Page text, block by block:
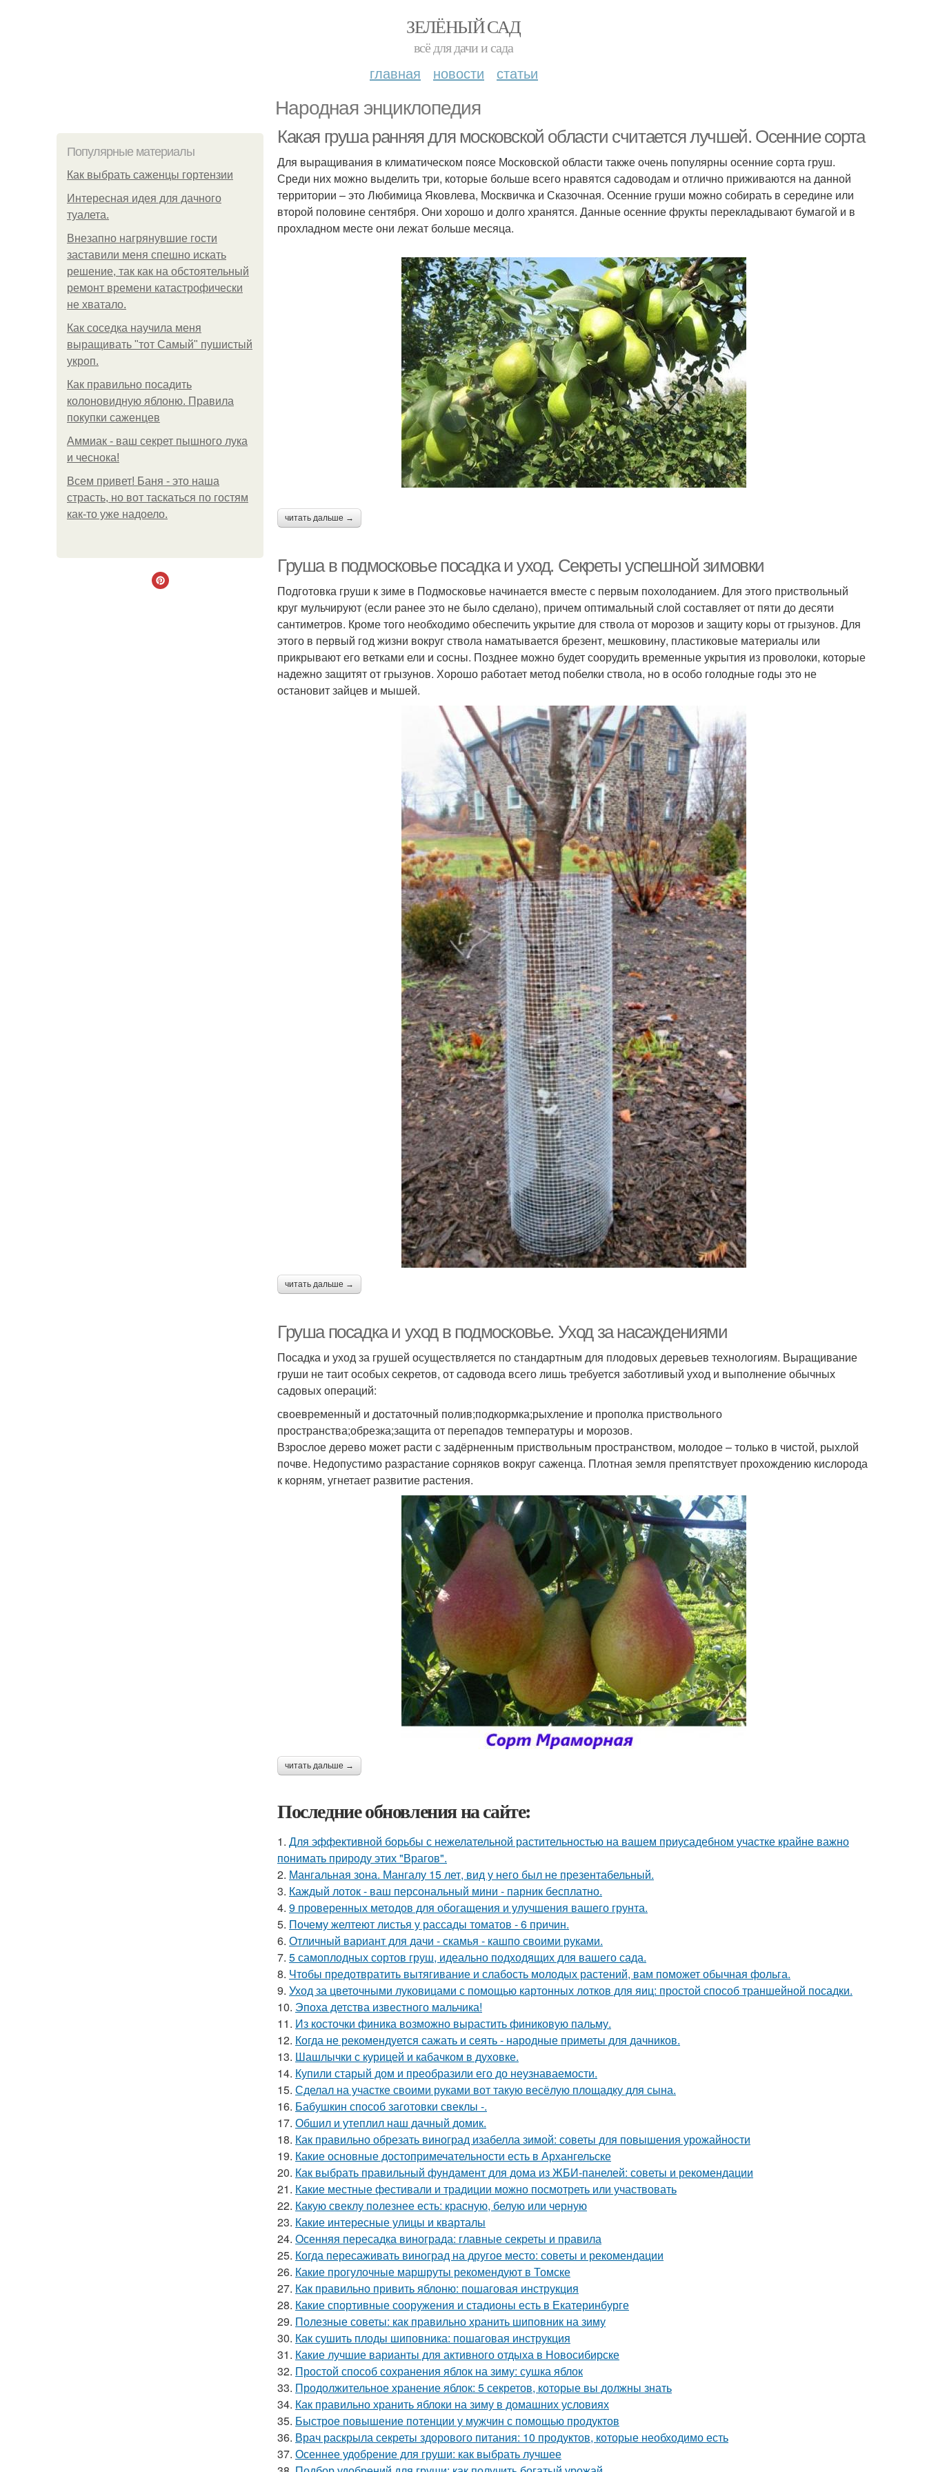
ЗЕЛЁНЫЙ САД
всё для дачи и сада
главная новости статьи
Народная энциклопедия
Популярные материалы
Как выбрать саженцы гортензии
Интересная идея для дачного
туалета.
Внезапно нагрянувшие гости
заставили меня спешно искать
решение, так как на обстоятельный
ремонт времени катастрофически
не хватало.
Как соседка научила меня
выращивать "тот Самый" пушистый
укроп.
Как правильно посадить
колоновидную яблоню. Правила
покупки саженцев
Аммиак - ваш секрет пышного лука
и чеснока!
Всем привет! Баня - это наша
страсть, но вот таскаться по гостям
как-то уже надоело.
Какая груша ранняя для московской области считается лучшей. Осенние сорта
Для выращивания в климатическом поясе Московской области также очень популярны осенние сорта груш.
Среди них можно выделить три, которые больше всего нравятся садоводам и отлично приживаются на данной
территории – это Любимица Яковлева, Москвичка и Сказочная. Осенние груши можно собирать в середине или
второй половине сентября. Они хорошо и долго хранятся. Данные осенние фрукты перекладывают бумагой и в
прохладном месте они лежат больше месяца.
читать дальше →
Груша в подмосковье посадка и уход. Секреты успешной зимовки
Подготовка груши к зиме в Подмосковье начинается вместе с первым похолоданием. Для этого приствольный
круг мульчируют (если ранее это не было сделано), причем оптимальный слой составляет от пяти до десяти
сантиметров. Кроме того необходимо обеспечить укрытие для ствола от морозов и защиту коры от грызунов. Для
этого в первый год жизни вокруг ствола наматывается брезент, мешковину, пластиковые материалы или
прикрывают его ветками ели и сосны. Позднее можно будет соорудить временные укрытия из проволоки, которые
надежно защитят от грызунов. Хорошо работает метод побелки ствола, но в особо голодные годы это не
остановит зайцев и мышей.
читать дальше →
Груша посадка и уход в подмосковье. Уход за насаждениями
Посадка и уход за грушей осуществляется по стандартным для плодовых деревьев технологиям. Выращивание
груши не таит особых секретов, от садовода всего лишь требуется заботливый уход и выполнение обычных
садовых операций:
своевременный и достаточный полив;подкормка;рыхление и прополка приствольного
пространства;обрезка;защита от перепадов температуры и морозов.
Взрослое дерево может расти с задёрненным приствольным пространством, молодое – только в чистой, рыхлой
почве. Недопустимо разрастание сорняков вокруг саженца. Плотная земля препятствует прохождению кислорода
к корням, угнетает развитие растения.
читать дальше →
Последние обновления на сайте:
1. Для эффективной борьбы с нежелательной растительностью на вашем приусадебном участке крайне важно
понимать природу этих "Врагов".
2. Мангальная зона. Мангалу 15 лет, вид у него был не презентабельный.
3. Каждый лоток - ваш персональный мини - парник бесплатно.
4. 9 проверенных методов для обогащения и улучшения вашего грунта.
5. Почему желтеют листья у рассады томатов - 6 причин.
6. Отличный вариант для дачи - скамья - кашпо своими руками.
7. 5 самоплодных сортов груш, идеально подходящих для вашего сада.
8. Чтобы предотвратить вытягивание и слабость молодых растений, вам поможет обычная фольга.
9. Уход за цветочными луковицами с помощью картонных лотков для яиц: простой способ траншейной посадки.
10. Эпоха детства известного мальчика!
11. Из косточки финика возможно вырастить финиковую пальму.
12. Когда не рекомендуется сажать и сеять - народные приметы для дачников.
13. Шашлычки с курицей и кабачком в духовке.
14. Купили старый дом и преобразили его до неузнаваемости.
15. Сделал на участке своими руками вот такую весёлую площадку для сына.
16. Бабушкин способ заготовки свеклы -.
17. Обшил и утеплил наш дачный домик.
18. Как правильно обрезать виноград изабелла зимой: советы для повышения урожайности
19. Какие основные достопримечательности есть в Архангельске
20. Как выбрать правильный фундамент для дома из ЖБИ-панелей: советы и рекомендации
21. Какие местные фестивали и традиции можно посмотреть или участвовать
22. Какую свеклу полезнее есть: красную, белую или черную
23. Какие интересные улицы и кварталы
24. Осенняя пересадка винограда: главные секреты и правила
25. Когда пересаживать виноград на другое место: советы и рекомендации
26. Какие прогулочные маршруты рекомендуют в Томске
27. Как правильно привить яблоню: пошаговая инструкция
28. Какие спортивные сооружения и стадионы есть в Екатеринбурге
29. Полезные советы: как правильно хранить шиповник на зиму
30. Как сушить плоды шиповника: пошаговая инструкция
31. Какие лучшие варианты для активного отдыха в Новосибирске
32. Простой способ сохранения яблок на зиму: сушка яблок
33. Продолжительное хранение яблок: 5 секретов, которые вы должны знать
34. Как правильно хранить яблоки на зиму в домашних условиях
35. Быстрое повышение потенции у мужчин с помощью продуктов
36. Врач раскрыла секреты здорового питания: 10 продуктов, которые необходимо есть
37. Осеннее удобрение для груши: как выбрать лучшее